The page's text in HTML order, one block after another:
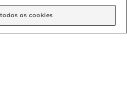
Todos os direitos
Gbarbosa.
os cookies